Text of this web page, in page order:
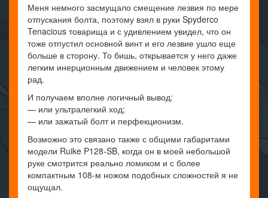
Меня немного засмущало смещение лезвия по мере
отпускания болта, поэтому взял в руки Spyderco
Tenacious товарища и с удивлением увидел, что он
тоже отпустил основной винт и его лезвие ушло еще
больше в сторону. То бишь, открывается у него даже
легким инерционным движением и человек этому
рад.
И получаем вполне логичный вывод:
— или ультралегкий ход;
— или зажатый болт и перфекционизм.
Возможно это связано также с общими габаритами
модели Ruike P128-SB, когда он в моей небольшой
руке смотрится реально ломиком и с более
компактным 108-м ножом подобных сложностей я не
ощущал.